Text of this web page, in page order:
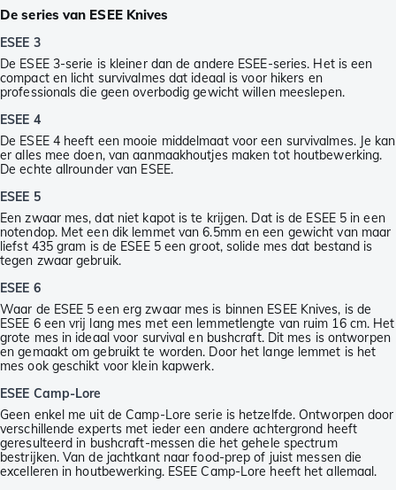
De series van ESEE Knives
ESEE 3
De ESEE 3-serie is kleiner dan de andere ESEE-series. Het is een
compact en licht survivalmes dat ideaal is voor hikers en
professionals die geen overbodig gewicht willen meeslepen.
ESEE 4
De ESEE 4 heeft een mooie middelmaat voor een survivalmes. Je kan
er alles mee doen, van aanmaakhoutjes maken tot houtbewerking.
De echte allrounder van ESEE.
ESEE 5
Een zwaar mes, dat niet kapot is te krijgen. Dat is de ESEE 5 in een
notendop. Met een dik lemmet van 6.5mm en een gewicht van maar
liefst 435 gram is de ESEE 5 een groot, solide mes dat bestand is
tegen zwaar gebruik.
ESEE 6
Waar de ESEE 5 een erg zwaar mes is binnen ESEE Knives, is de
ESEE 6 een vrij lang mes met een lemmetlengte van ruim 16 cm. Het
grote mes in ideaal voor survival en bushcraft. Dit mes is ontworpen
en gemaakt om gebruikt te worden. Door het lange lemmet is het
mes ook geschikt voor klein kapwerk.
ESEE Camp-Lore
Geen enkel me uit de Camp-Lore serie is hetzelfde. Ontworpen door
verschillende experts met ieder een andere achtergrond heeft
geresulteerd in bushcraft-messen die het gehele spectrum
bestrijken. Van de jachtkant naar food-prep of juist messen die
excelleren in houtbewerking. ESEE Camp-Lore heeft het allemaal.